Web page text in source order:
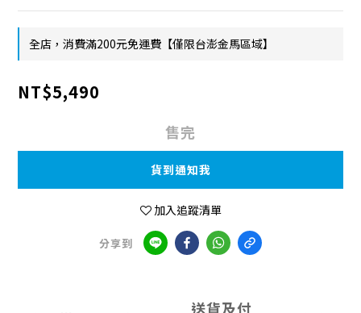
全店，消費滿200元免運費【僅限台澎金馬區域】
NT$5,490
售完
貨到通知我
加入追蹤清單
分享到
送貨及付